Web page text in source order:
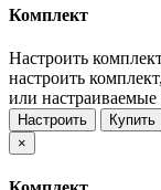
Комплект
Настроить
настроить
или
Настроить
Купить
×